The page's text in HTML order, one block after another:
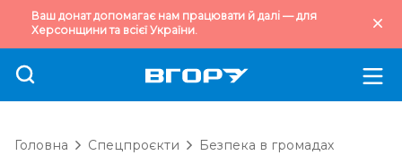
Ваш донат допомагає нам працювати й далі — для
Херсонщини та всієї України.
Головна Спецпроєкти Безпека в громадах